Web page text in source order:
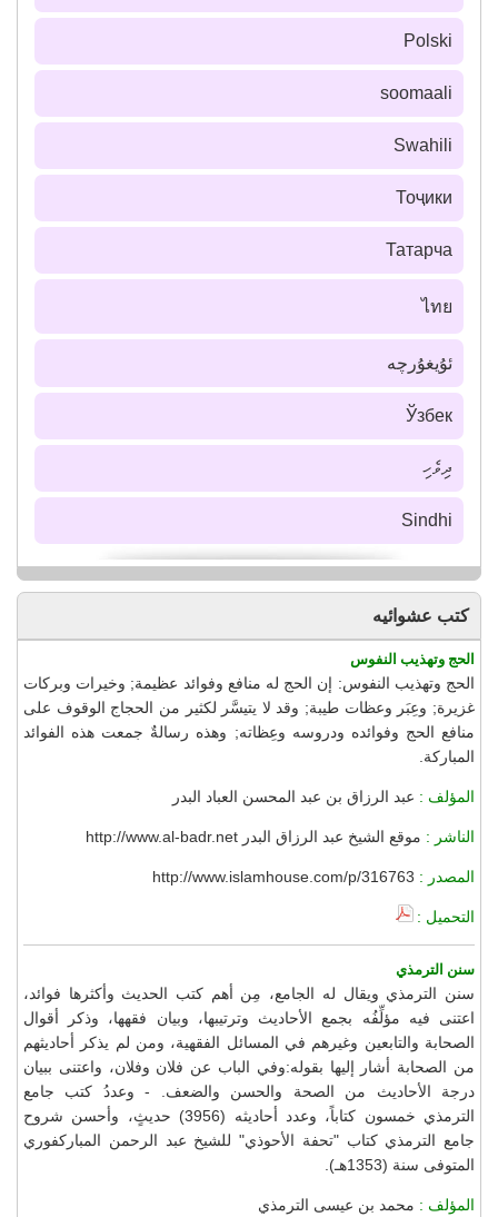
Polski
soomaali
Swahili
Тоҷики
Татарча
ไทย
ئۇيغۇرچە
Ўзбек
ދިވެހި
Sindhi
كتب عشوائيه
الحج وتهذيب النفوس
الحج وتهذيب النفوس: إن الحج له منافع وفوائد عظيمة; وخيرات وبركات
غزيرة; وعِبَر وعظات طيبة; وقد لا يتيسَّر لكثير من الحجاج الوقوف على
منافع الحج وفوائده ودروسه وعِظاته; وهذه رسالةٌ جمعت هذه الفوائد
المباركة.
المؤلف : عبد الرزاق بن عبد المحسن العباد البدر
الناشر : موقع الشيخ عبد الرزاق البدر http://www.al-badr.net
المصدر : http://www.islamhouse.com/p/316763
التحميل :
سنن الترمذي
سنن الترمذي ويقال له الجامع، مِن أهم كتب الحديث وأكثرها فوائد،
اعتنى فيه مؤلِّفُه بجمع الأحاديث وترتيبها، وبيان فقهها، وذكر أقوال
الصحابة والتابعين وغيرهم في المسائل الفقهية، ومن لم يذكر أحاديثهم
من الصحابة أشار إليها بقوله:وفي الباب عن فلان وفلان، واعتنى ببيان
درجة الأحاديث من الصحة والحسن والضعف. - وعددُ كتب جامع
الترمذي خمسون كتاباً، وعدد أحاديثه (3956) حديثٍ، وأحسن شروح
جامع الترمذي كتاب "تحفة الأحوذي" للشيخ عبد الرحمن المباركفوري
المتوفى سنة (1353هـ).
المؤلف : محمد بن عيسى الترمذي